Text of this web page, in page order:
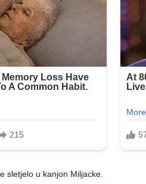
sletjelo u kanjon Miljacke.